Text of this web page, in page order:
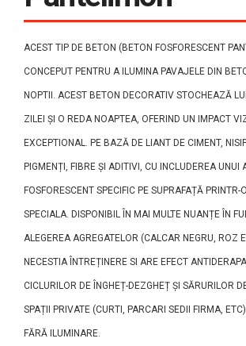
ACEST TIP DE BETON (BETON FOSFORESCENT
CONCEPUT PENTRU A ILUMINA PAVAJELE DIN
NOPTII. ACEST BETON DECORATIV STOCHEAZĂ
ZILEI ȘI O REDA NOAPTEA, OFERIND UN IMPACT
EXCEPTIONAL. PE BAZĂ DE LIANT DE CIMENT,
PIGMENȚI, FIBRE ȘI ADITIVI, CU INCLUDEREA UNUI
FOSFORESCENT SPECIFIC PE SUPRAFAȚĂ PRINTR-
SPECIALA. DISPONIBIL ÎN MAI MULTE NUANȚE ÎN
ALEGEREA AGREGATELOR (CALCAR NEGRU, ROZ
NECESTIA ÎNTREȚINERE SI ARE EFECT
CICLURILOR DE ÎNGHEȚ-DEZGHEȚ ȘI SĂRURILOR
SPAȚII PRIVATE (CURTI, PARCARI SEDII FIRMA,
FĂRĂ ILUMINARE.